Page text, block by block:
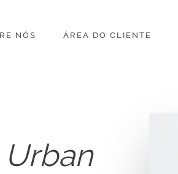
NÓS ÁREA DO CLIENTE